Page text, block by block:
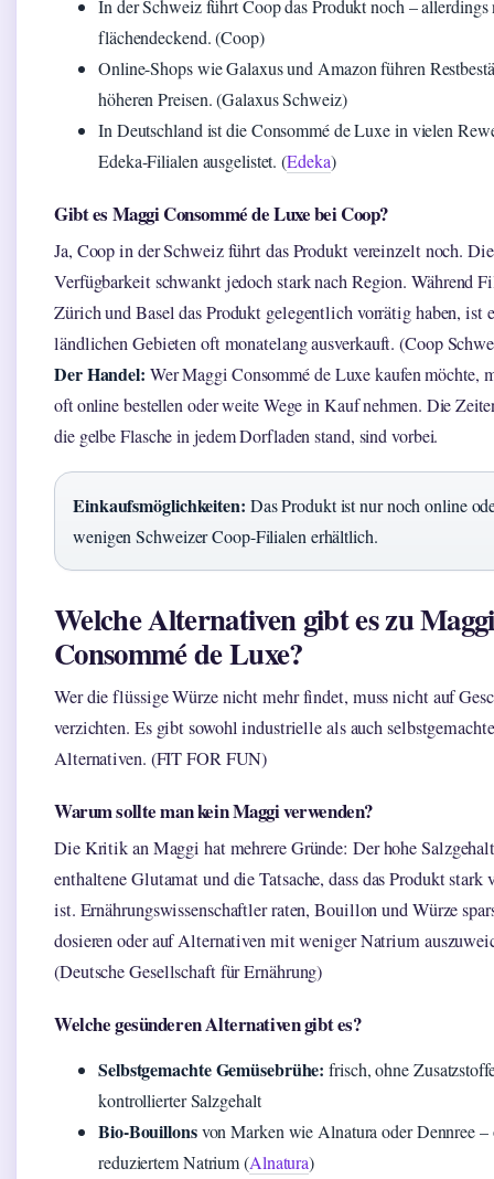
In der Schweiz führt Coop das Produkt noch – allerdings
flächendeckend. (Coop)
Online-Shops wie Galaxus und Amazon führen
höheren Preisen. (Galaxus Schweiz)
In Deutschland ist die Consommé de Luxe in vielen
Edeka-Filialen ausgelistet. (Edeka)
Gibt es Maggi Consommé de Luxe bei Coop?
Ja, Coop in der Schweiz führt das Produkt vereinzelt noch. Die
Verfügbarkeit schwankt jedoch stark nach Region. Während
Zürich und Basel das Produkt gelegentlich vorrätig haben, ist
ländlichen Gebieten oft monatelang ausverkauft. (Coop
Der Handel: Wer Maggi Consommé de Luxe kaufen möchte,
oft online bestellen oder weite Wege in Kauf nehmen. Die
die gelbe Flasche in jedem Dorfladen stand, sind vorbei.
Einkaufsmöglichkeiten: Das Produkt ist nur noch online
wenigen Schweizer Coop-Filialen erhältlich.
Welche Alternativen gibt es zu Maggi
Consommé de Luxe?
Wer die flüssige Würze nicht mehr findet, muss nicht auf
verzichten. Es gibt sowohl industrielle als auch selbstgemachte
Alternativen. (FIT FOR FUN)
Warum sollte man kein Maggi verwenden?
Die Kritik an Maggi hat mehrere Gründe: Der hohe
enthaltene Glutamat und die Tatsache, dass das Produkt stark
ist. Ernährungswissenschaftler raten, Bouillon und Würze
dosieren oder auf Alternativen mit weniger Natrium
(Deutsche Gesellschaft für Ernährung)
Welche gesünderen Alternativen gibt es?
Selbstgemachte Gemüsebrühe: frisch, ohne
kontrollierter Salzgehalt
Bio-Bouillonsvon Marken wie Alnatura oder Dennree –
reduziertem Natrium (Alnatura)